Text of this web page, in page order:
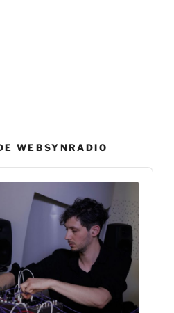
WEBSYNRADIO